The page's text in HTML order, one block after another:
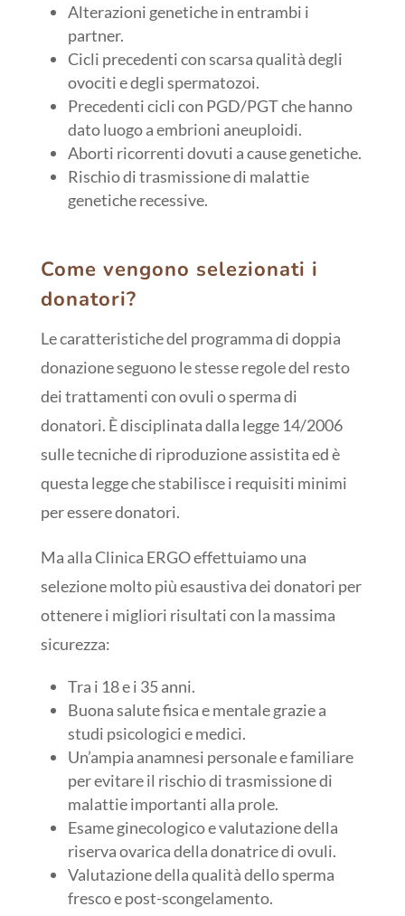
Alterazioni genetiche in entrambi i
partner.
Cicli precedenti con scarsa qualità degli
ovociti e degli spermatozoi.
Precedenti cicli con PGD/PGT che hanno
dato luogo a embrioni aneuploidi.
Aborti ricorrenti dovuti a cause genetiche.
Rischio di trasmissione di malattie
genetiche recessive.
Come vengono selezionati i
donatori?
Le caratteristiche del programma di doppia
donazione seguono le stesse regole del resto
dei trattamenti con ovuli o sperma di
donatori. È disciplinata dalla legge 14/2006
sulle tecniche di riproduzione assistita ed è
questa legge che stabilisce i requisiti minimi
per essere donatori.
Ma alla Clinica ERGO effettuiamo una
selezione molto più esaustiva dei donatori per
ottenere i migliori risultati con la massima
sicurezza:
Tra i 18 e i 35 anni.
Buona salute fisica e mentale grazie a
studi psicologici e medici.
Un’ampia anamnesi personale e familiare
per evitare il rischio di trasmissione di
malattie importanti alla prole.
Esame ginecologico e valutazione della
riserva ovarica della donatrice di ovuli.
Valutazione della qualità dello sperma
fresco e post-scongelamento.